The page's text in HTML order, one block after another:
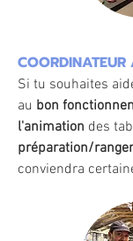
Si tu souhaites
au bon
l'animation des
préparation/
conviendra